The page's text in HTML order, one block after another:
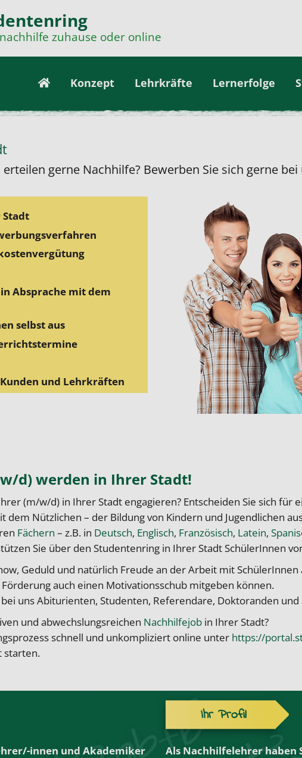
zuhause oder online
Konzept Lehrkräfte Lernerfolge
gerne Nachhilfe? Bewerben Sie sich gerne
Stadt
Absprache mit dem
selbst aus
und Lehrkräften
d) werden in Ihrer Stadt!
(m/w/d) in Ihrer Stadt engagieren? Entscheiden Sie sich für
Nützlichen – der Bildung von Kindern und Jugendlichen
Fächern – z.B. in Deutsch, Englisch, Französisch, Latein,
Sie über den Studentenring in Ihrer Stadt SchülerInnen
Geduld und natürlich Freude an der Arbeit mit
auch einen Motivationsschub mitgeben können.
uns Abiturienten, Studenten, Referendare, Doktoranden
und abwechslungsreichen Nachhilfejob in Ihrer Stadt?
schnell und unkompliziert online unter https://
starten.
innen und Akademiker
Ihr Profil
Als Nachhilfelehrer haben